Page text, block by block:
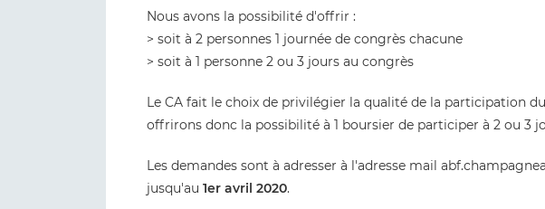
Nous avons la possibilité d'offrir :
> soit à 2 personnes 1 journée de congrès chacune
> soit à 1 personne 2 ou 3 jours au congrès
Le CA fait le choix de privilégier la qualité de la participation
offrirons donc la possibilité à 1 boursier de participer à 2 ou 3
Les demandes sont à adresser à l'adresse mail
jusqu'au 1er avril 2020.